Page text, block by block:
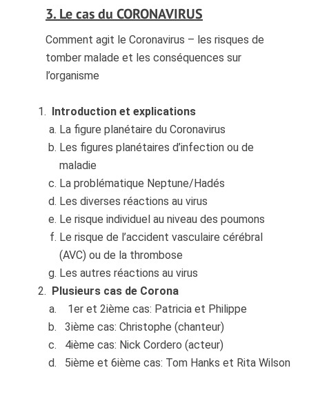
3. Le cas du CORONAVIRUS
Comment agit le Coronavirus – les risques de
tomber malade et les conséquences sur
l’organisme
Introduction et explications
La figure planétaire du Coronavirus
Les figures planétaires d’infection ou de
maladie
La problématique Neptune/Hadés
Les diverses réactions au virus
Le risque individuel au niveau des poumons
Le risque de l’accident vasculaire cérébral
(AVC) ou de la thrombose
Les autres réactions au virus
Plusieurs cas de Corona
1er et 2ième cas: Patricia et Philippe
3ième cas: Christophe (chanteur)
4ième cas: Nick Cordero (acteur)
5ième et 6ième cas: Tom Hanks et Rita Wilson